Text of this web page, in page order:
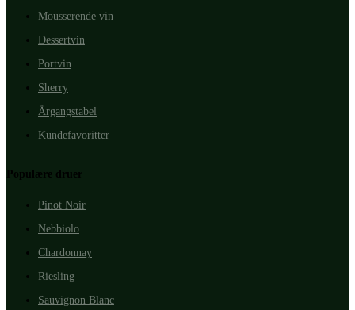
Mousserende vin
Dessertvin
Portvin
Sherry
Årgangstabel
Kundefavoritter
Populære druer
Pinot Noir
Nebbiolo
Chardonnay
Riesling
Sauvignon Blanc